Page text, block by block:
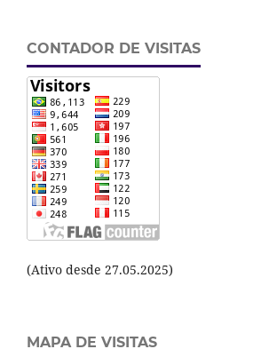
CONTADOR DE VISITAS
(Ativo desde 27.05.2025)
MAPA DE VISITAS